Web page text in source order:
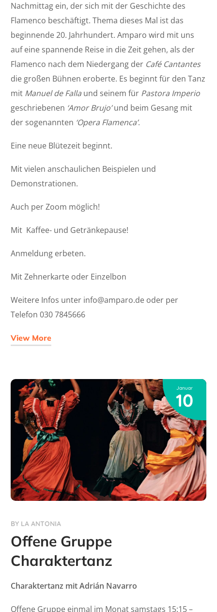
Nachmittag ein, der sich mit der Geschichte des
Flamenco beschäftigt. Thema dieses Mal ist das
beginnende 20. Jahrhundert. Amparo wird mit uns
auf eine spannende Reise in die Zeit gehen, als der
Flamenco nach dem Niedergang der Café Cantantes
die großen Bühnen eroberte. Es beginnt für den Tanz
mit Manuel de Falla und seinem für Pastora Imperio
geschriebenen ‘Amor Brujo’und beim Gesang mit
der sogenannten ‘Opera Flamenca’.
Eine neue Blütezeit beginnt.
Mit vielen anschaulichen Beispielen und
Demonstrationen.
Auch per Zoom möglich!
Mit Kaffee- und Getränkepause!
Anmeldung erbeten.
Mit Zehnerkarte oder Einzelbon
Weitere Infos unter info@amparo.de oder per
Telefon 030 7845666
View More
Januar
10
BY LA ANTONIA
Offene Gruppe
Charaktertanz
Charaktertanz mit Adrián Navarro
Offene Gruppe einmal im Monat samstags 15:15 –